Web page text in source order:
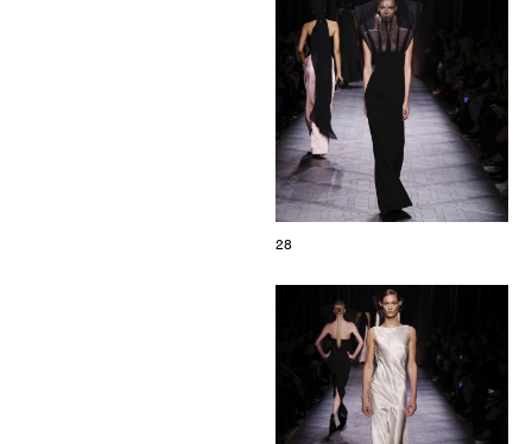
28